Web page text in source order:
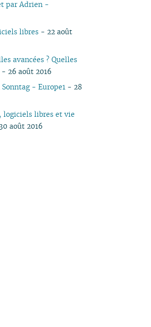
03
01
01
01
01
03
03
01
par Adrien -
libres - 22 août
avancées ? Quelles
- 26 août 2016
- Europe1 - 28
logiciels libres et vie
août 2016